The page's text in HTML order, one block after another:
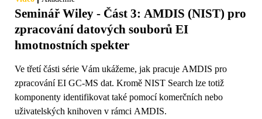
Seminář Wiley - Část 3: AMDIS (NIST) pro
zpracování datových souborů EI
hmotnostních spekter
Ve třetí části série Vám ukážeme, jak pracuje AMDIS pro
zpracování EI GC-MS dat. Kromě NIST Search lze totiž
komponenty identifikovat také pomocí komerčních nebo
uživatelských knihoven v rámci AMDIS.